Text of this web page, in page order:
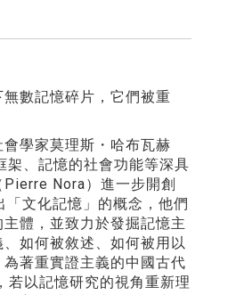
數記憶碎片，它們被重
學家莫理斯・哈布瓦赫
架、記憶的社會功能等深具
Nora）進一步開創
「文化記憶」的概念，他們
體，並致力於發掘記憶主
如何被敘述、如何被用以
著重實證主義的中國古代
若以記憶研究的視角重新理